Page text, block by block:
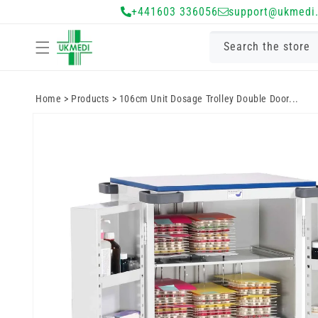
съдържанието
+441603 336056
Search the store
Home > Products > 106cm Unit Dosage Trolley Double Door...